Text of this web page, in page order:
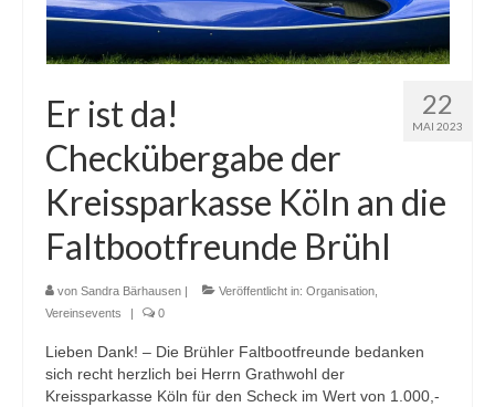
22
MAI 2023
Er ist da!
Checkübergabe der
Kreissparkasse Köln an die
Faltbootfreunde Brühl
von Sandra Bärhausen Veröffentlicht in: Organisation
Vereinsevents
0
Lieben Dank! – Die Brühler Faltbootfreunde bedanken
sich recht herzlich bei Herrn Grathwohl der
Kreissparkasse Köln für den Scheck im Wert von 1.000,-